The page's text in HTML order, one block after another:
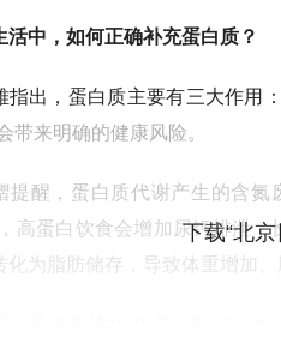
活中，如何正确补充蛋白质？
指出，蛋白质主要有三大作用
带来明确的健康风险。
提醒，蛋白质代谢产生的含
高蛋白饮食会增加尿钙排泄
化为脂肪储存，导致体重增加、
下载“北